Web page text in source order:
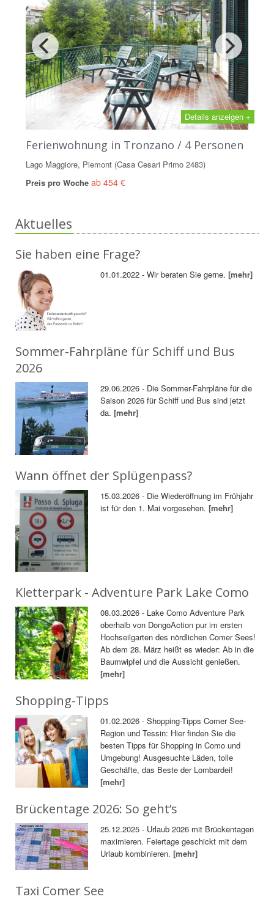
Details anzeigen +
Ferienwohnung in Tronzano / 4 Personen
Lago Maggiore, Piemont (Casa Cesari Primo 2483)
Preis pro Woche ab 454 €
Aktuelles
Sie haben eine Frage?
01.01.2022 - Wir beraten Sie gerne.[mehr]
Sommer-Fahrpläne für Schiff und Bus
2026
29.06.2026 - Die Sommer-Fahrpläne für die
Saison 2026 für Schiff und Bus sind jetzt
da.[mehr]
Wann öffnet der Splügenpass?
15.03.2026 - Die Wiederöffnung im Frühjahr
ist für den 1. Mai vorgesehen.[mehr]
Kletterpark - Adventure Park Lake Como
08.03.2026 - Lake Como Adventure Park
oberhalb von DongoAction pur im ersten
Hochseilgarten des nördlichen Comer Sees!
Ab dem 28. März heißt es wieder: Ab in die
Baumwipfel und die Aussicht genießen.
[mehr]
Shopping-Tipps
01.02.2026 - Shopping-Tipps Comer See-
Region und Tessin: Hier finden Sie die
besten Tipps für Shopping in Como und
Umgebung! Ausgesuchte Läden, tolle
Geschäfte, das Beste der Lombardei!
[mehr]
Brückentage 2026: So geht’s
25.12.2025 - Urlaub 2026 mit Brückentagen
maximieren. Feiertage geschickt mit dem
Urlaub kombinieren.[mehr]
Taxi Comer See